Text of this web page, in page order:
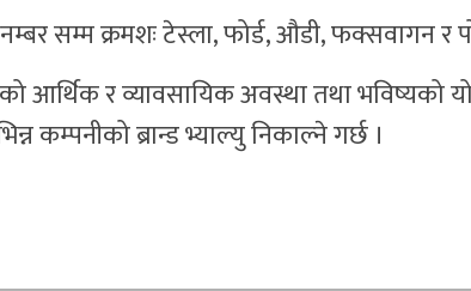
सम्म क्रमशः टेस्ला, फोर्ड, औडी, फक्सवागन र
आर्थिक र व्यावसायिक अवस्था तथा भविष्यको
कम्पनीको ब्रान्ड भ्याल्यु निकाल्ने गर्छ ।